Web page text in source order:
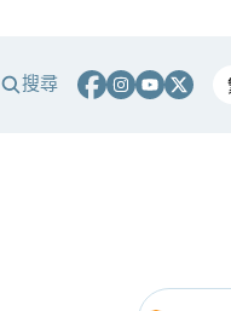
搜尋